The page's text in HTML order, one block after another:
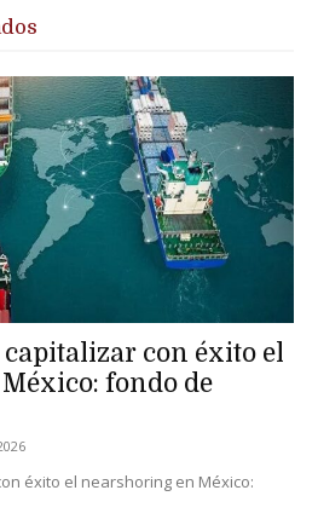
con éxito el
fondo de
éxito el nearshoring en México: